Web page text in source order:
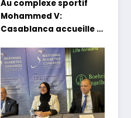
Au complexe sportif
Mohammed V:
Casablanca accueille la
concert holographique
d’Abdel Halim Hafez